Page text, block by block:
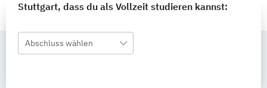
Stuttgart, dass du als Vollzeit studieren kannst:
Abschluss wählen